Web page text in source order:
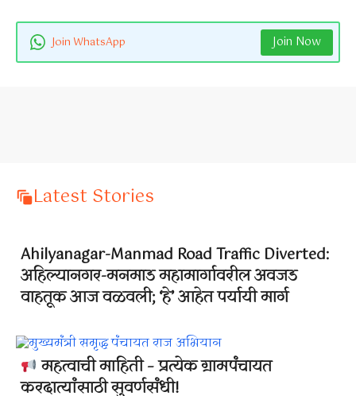
Join WhatsApp Join Now
Latest Stories
Ahilyanagar-Manmad Road Traffic Diverted:
अहिल्यानगर-मनमाड महामार्गावरील अवजड
वाहतूक आज वळवली; ‘हे’ आहेत पर्यायी मार्ग
महत्वाची माहिती – प्रत्येक ग्रामपंचायत
करदात्यांसाठी सुवर्णसंधी!